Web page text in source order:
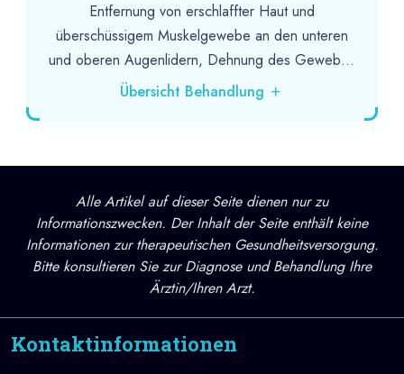
Entfernung von erschlaffter Haut und
überschüssigem Muskelgewebe an den unteren
und oberen Augenlidern, Dehnung des Gewebes
um die Augen...
Übersicht Behandlung
Alle Artikel auf dieser Seite dienen nur zu
Informationszwecken. Der Inhalt der Seite enthält keine
Informationen zur therapeutischen Gesundheitsversorgung.
Bitte konsultieren Sie zur Diagnose und Behandlung Ihre
Ärztin/Ihren Arzt.
Kontaktinformationen